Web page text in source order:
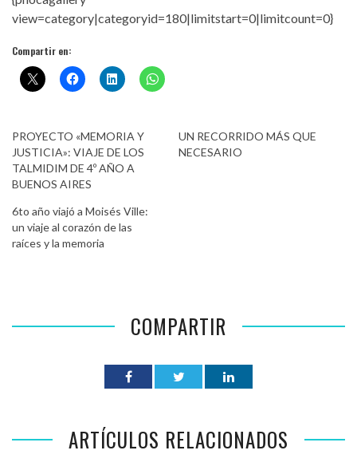
view=category|categoryid=180|limitstart=0|limitcount=0}
Compartir en:
PROYECTO «MEMORIA Y
JUSTICIA»: VIAJE DE LOS
TALMIDIM DE 4º AÑO A
BUENOS AIRES
UN RECORRIDO MÁS QUE
NECESARIO
6to año viajó a Moisés Ville:
un viaje al corazón de las
raíces y la memoria
COMPARTIR
ARTÍCULOS RELACIONADOS